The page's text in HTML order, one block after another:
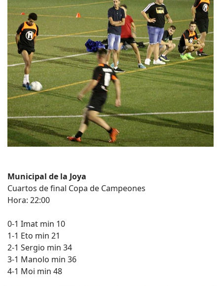
Municipal de la Joya
Cuartos de final Copa de Campeones
Hora: 22:00
0-1 Imat min 10
1-1 Eto min 21
2-1 Sergio min 34
3-1 Manolo min 36
4-1 Moi min 48